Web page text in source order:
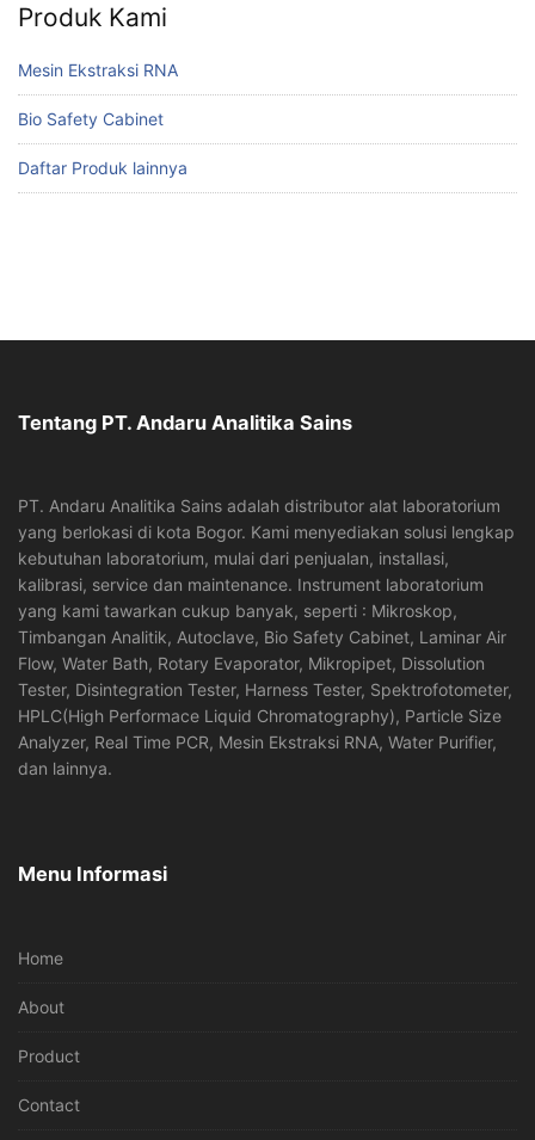
Produk Kami
Mesin Ekstraksi RNA
Bio Safety Cabinet
Daftar Produk lainnya
Tentang PT. Andaru Analitika Sains
PT. Andaru Analitika Sains adalah distributor alat laboratorium
yang berlokasi di kota Bogor. Kami menyediakan solusi lengkap
kebutuhan laboratorium, mulai dari penjualan, installasi,
kalibrasi, service dan maintenance. Instrument laboratorium
yang kami tawarkan cukup banyak, seperti : Mikroskop,
Timbangan Analitik, Autoclave, Bio Safety Cabinet, Laminar Air
Flow, Water Bath, Rotary Evaporator, Mikropipet, Dissolution
Tester, Disintegration Tester, Harness Tester, Spektrofotometer,
HPLC(High Performace Liquid Chromatography), Particle Size
Analyzer, Real Time PCR, Mesin Ekstraksi RNA, Water Purifier,
dan lainnya.
Menu Informasi
Home
About
Product
Contact